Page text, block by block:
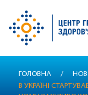
ГОЛОВНА /
В УКРАЇНІ